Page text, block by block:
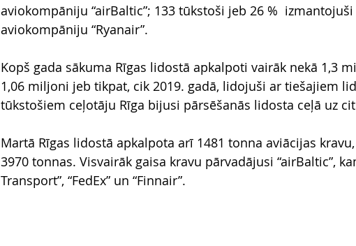
aviokompāniju “airBaltic”; 133 tūkstoši jeb 26 %
aviokompāniju “Ryanair”.
Kopš gada sākuma Rīgas lidostā apkalpoti vairāk nekā 1,3
1,06 miljoni jeb tikpat, cik 2019. gadā, lidojuši ar tiešajiem
tūkstošiem ceļotāju Rīga bijusi pārsēšanās lidosta ceļā uz
Martā Rīgas lidostā apkalpota arī 1481 tonna aviācijas
3970 tonnas. Visvairāk gaisa kravu pārvadājusi “airBaltic”,
Transport”, “FedEx” un “Finnair”.